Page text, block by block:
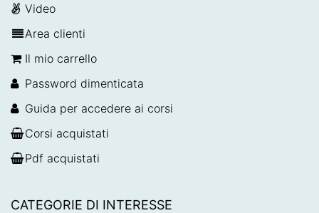
Video
Area clienti
Il mio carrello
Password dimenticata
Guida per accedere ai corsi
Corsi acquistati
Pdf acquistati
CATEGORIE DI INTERESSE